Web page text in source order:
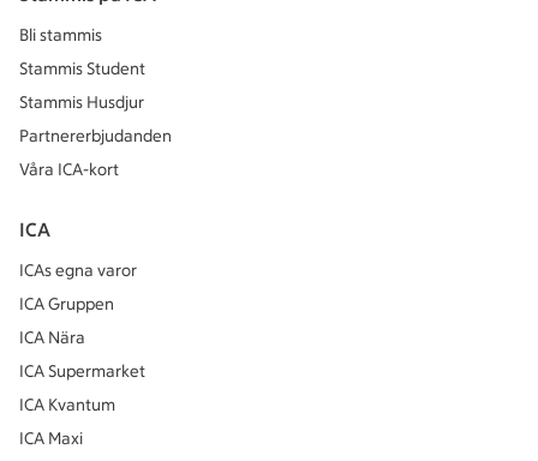
Bli stammis
Stammis Student
Stammis Husdjur
Partnererbjudanden
Våra ICA-kort
ICA
ICAs egna varor
ICA Gruppen
ICA Nära
ICA Supermarket
ICA Kvantum
ICA Maxi